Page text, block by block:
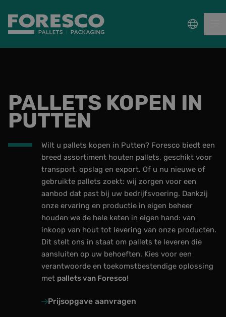
COLLECT, REPAIR & RE-USE
PACKAGING
DUURZAAMHEID
Sectoren
Wet- en regelgeving
Over ons
Laatste updates
PALLETS KOPEN IN
PUTTEN
Wilt u pallets kopen in Putten? Foresco biedt een
breed assortiment houten pallets, geschikt voor
transport, opslag en export. Of u nu nieuwe of
gebruikte pallets zoekt: wij zorgen voor een
aanbod dat past bij uw bedrijfsvoering. Dankzij
onze ervaring en productie in eigen beheer
houden we de hele keten in eigen hand: van
inkoop van hout tot levering van onze producten.
Dit stelt ons in staat om pallets te leveren die
aansluiten op uw behoeften. Kies voor een
verantwoorde en toekomstbestendige oplossing
met pallets van Foresco!
Prijsopgave aanvragen